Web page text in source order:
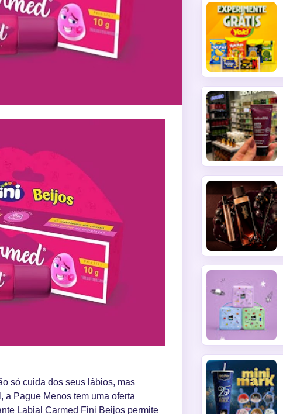
só cuida dos seus lábios, mas
a Pague Menos tem uma oferta
Labial Carmed Fini Beijos permite